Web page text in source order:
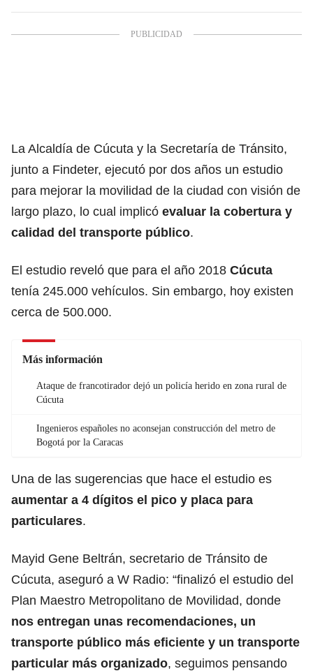
La Alcaldía de Cúcuta y la Secretaría de Tránsito,
junto a Findeter, ejecutó por dos años un estudio
para mejorar la movilidad de la ciudad con visión de
largo plazo, lo cual implicó evaluar la cobertura y
calidad del transporte público.
El estudio reveló que para el año 2018 Cúcuta
tenía 245.000 vehículos. Sin embargo, hoy existen
cerca de 500.000.
Más información
Ataque de francotirador dejó un policía herido en zona rural de
Cúcuta
Ingenieros españoles no aconsejan construcción del metro de
Bogotá por la Caracas
Una de las sugerencias que hace el estudio es
aumentar a 4 dígitos el pico y placa para
particulares.
Mayid Gene Beltrán, secretario de Tránsito de
Cúcuta, aseguró a W Radio: “finalizó el estudio del
Plan Maestro Metropolitano de Movilidad, donde
nos entregan unas recomendaciones, un
transporte público más eficiente y un transporte
particular más organizado, seguimos pensando